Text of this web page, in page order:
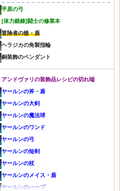
平原の弓
[体力鍛錬]闘士の修業本
冒険者の槍・盾
ヘラジカの角製指輪
銅装飾のペンダント
アンドヴァリの装飾品レシピの切れ端
ヤールンの斧・盾
ヤールンの大剣
ヤールンの魔法球
ヤールンのワンド
ヤールンの弓
ヤールンの短剣
ヤールンの杖
ヤールンのメイス・盾
ヤールンのハープ